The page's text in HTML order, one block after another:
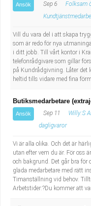
Ansök Sep 6
Folksam
Vill du vara del i att skapa
som är redo för nya
i ditt jobb. Till vårt kontor i
telefonrådgivare som gillar
på Kundrådgivning. Låter det
heltid tills vidare med fina
Butiksmedarbetare
Ansök Sep 11 Willy:S
dagligvaror
Vi är alla olika. Och det är
utan efter vem du är. För oss
och bakgrund. Det går bra för
glada medarbetare med rätt
Timanställning vid behov.
Arbetstider:?Du kommer att